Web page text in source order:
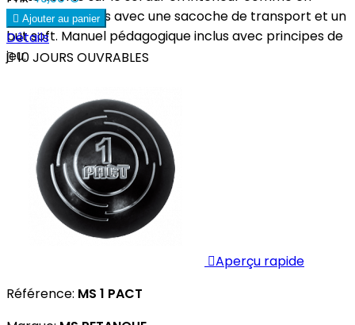
extérieur. Livrées avec une sacoche de transport et un
but soft. Manuel pédagogique inclus avec principes de
jeu.
 Ajouter au panier
Détails
10 JOURS OUVRABLES
Aperçu rapide
Référence: MS 1 PACT